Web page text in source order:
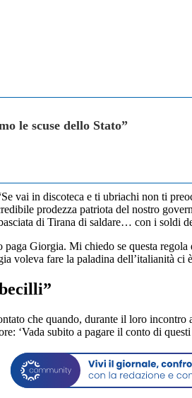
le scuse dello Stato”
vai in discoteca e ti ubriachi non ti
prodezza patriota del nostro
di Tirana di saldare… con i soldi
Giorgia. Mi chiedo se questa
voleva fare la paladina dell’italianità ci
che quando, durante il loro incontro
‘Vada subito a pagare il conto di